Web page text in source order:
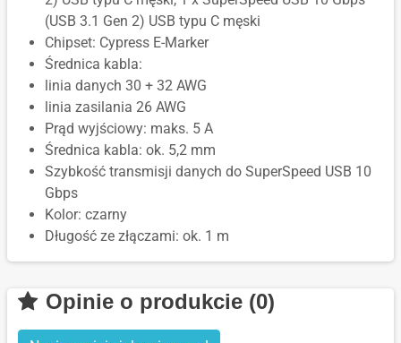
(USB 3.1 Gen 2) USB typu C męski
Chipset: Cypress E-Marker
Średnica kabla:
linia danych 30 + 32 AWG
linia zasilania 26 AWG
Prąd wyjściowy: maks. 5 A
Średnica kabla: ok. 5,2 mm
Szybkość transmisji danych do SuperSpeed USB 10
Gbps
Kolor: czarny
Długość ze złączami: ok. 1 m
Opinie o produkcie (0)